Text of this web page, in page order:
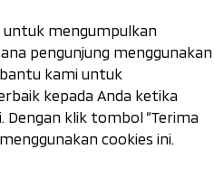
untuk mengumpulkan
pengunjung menggunakan
kami untuk
kepada Anda ketika
klik tombol “Terima
cookies ini.